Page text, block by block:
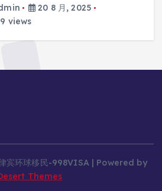
20 8 月, 2025
views
宾环球移民-998VISA | Powered by
Themes